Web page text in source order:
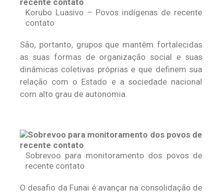
Korubo Luasivo – Povos indígenas de recente
contato
São, portanto, grupos que mantêm fortalecidas
as suas formas de organização social e suas
dinâmicas coletivas próprias e que definem sua
relação com o Estado e a sociedade nacional
com alto grau de autonomia.
Sobrevoo para monitoramento dos povos de
recente contato
O desafio da Funai é avançar na consolidação de